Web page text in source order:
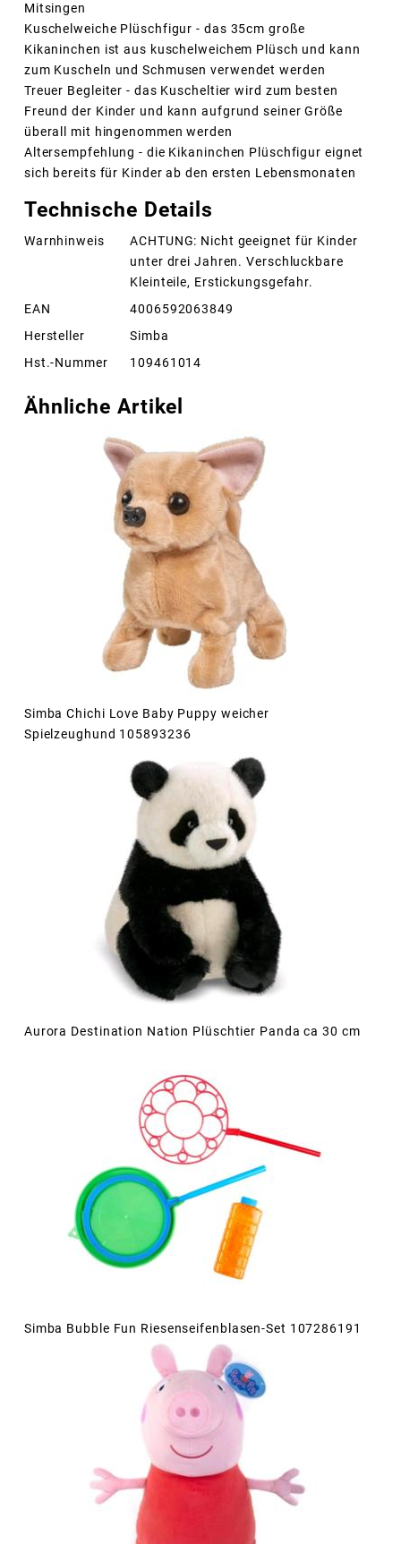
Mitsingen
Kuschelweiche Plüschfigur - das 35cm große
Kikaninchen ist aus kuschelweichem Plüsch und kann
zum Kuscheln und Schmusen verwendet werden
Treuer Begleiter - das Kuscheltier wird zum besten
Freund der Kinder und kann aufgrund seiner Größe
überall mit hingenommen werden
Altersempfehlung - die Kikaninchen Plüschfigur eignet
sich bereits für Kinder ab den ersten Lebensmonaten
Technische Details
Warnhinweis
ACHTUNG: Nicht geeignet für Kinder
unter drei Jahren. Verschluckbare
Kleinteile, Erstickungsgefahr.
EAN
4006592063849
Hersteller
Simba
Hst.-Nummer
109461014
Ähnliche Artikel
Simba Chichi Love Baby Puppy weicher
Spielzeughund 105893236
Aurora Destination Nation Plüschtier Panda ca 30 cm
Simba Bubble Fun Riesenseifenblasen-Set 107286191